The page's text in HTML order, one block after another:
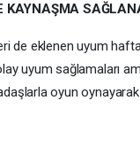
KAYNAŞMA
de eklenen uyum
uyum sağlamaları
oyun